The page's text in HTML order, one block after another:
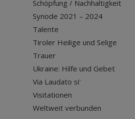
Schöpfung / Nachhaltigkeit
Synode 2021 – 2024
Talente
Tiroler Heilige und Selige
Trauer
Ukraine: Hilfe und Gebet
Via Laudato si'
Visitationen
Weltweit verbunden